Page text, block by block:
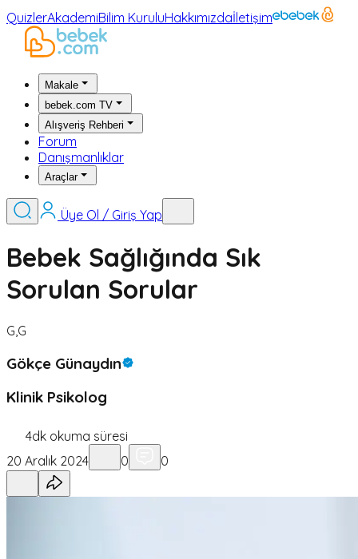
QuizlerAkademiBilim KuruluHakkımızdaİletişim
Makale
bebek.com TV
Alışveriş Rehberi
Forum
Danışmanlıklar
Araçlar
Üye Ol / Giriş Yap
Bebek Sağlığında Sık
Sorulan Sorular
G,G
Gökçe Günaydın
Klinik Psikolog
4dk okuma süresi
20 Aralık 2024
0 0